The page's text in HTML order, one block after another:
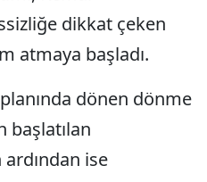
dikkat çeken
atmaya başladı.
dönen dönme
başlatılan
ise